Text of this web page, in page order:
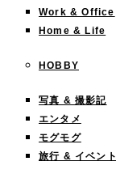
Work & Office
Home & Life
HOBBY
写真 & 撮影記
エンタメ
モグモグ
旅行 & イベント